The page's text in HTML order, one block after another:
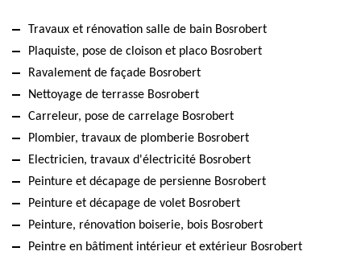
Travaux et rénovation salle de bain Bosrobert
Plaquiste, pose de cloison et placo Bosrobert
Ravalement de façade Bosrobert
Nettoyage de terrasse Bosrobert
Carreleur, pose de carrelage Bosrobert
Plombier, travaux de plomberie Bosrobert
Electricien, travaux d'électricité Bosrobert
Peinture et décapage de persienne Bosrobert
Peinture et décapage de volet Bosrobert
Peinture, rénovation boiserie, bois Bosrobert
Peintre en bâtiment intérieur et extérieur Bosrobert